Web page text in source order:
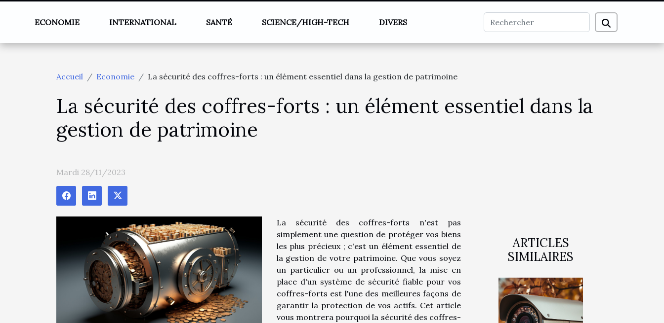
ECONOMIE INTERNATIONAL SANTÉ SCIENCE/HIGH-TECH DIVERS
Accueil Economie La sécurité des coffres-forts : un élément essentiel dans la gestion de patrimoine
La sécurité des coffres-forts : un élément essentiel dans la
gestion de patrimoine
Mardi 28/11/2023
La sécurité des coffres-forts n'est pas
simplement une question de protéger vos biens
les plus précieux ; c'est un élément essentiel de
la gestion de votre patrimoine. Que vous soyez
un particulier ou un professionnel, la mise en
place d'un système de sécurité fiable pour vos
coffres-forts est l'une des meilleures façons de
garantir la protection de vos actifs. Cet article
vous montrera pourquoi la sécurité des coffres-
ARTICLES
SIMILAIRES